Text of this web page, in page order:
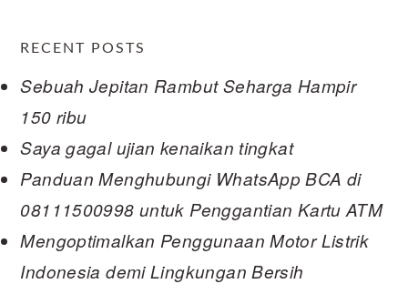
RECENT POSTS
Sebuah Jepitan Rambut Seharga Hampir
150 ribu
Saya gagal ujian kenaikan tingkat
Panduan Menghubungi WhatsApp BCA di
08111500998 untuk Penggantian Kartu ATM
Mengoptimalkan Penggunaan Motor Listrik
Indonesia demi Lingkungan Bersih